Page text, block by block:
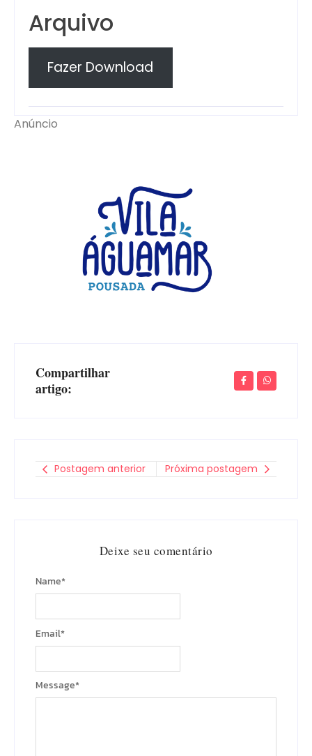
Arquivo
Fazer Download
Anúncio
Compartilhar
artigo:
Postagem anterior Próxima postagem
Deixe seu comentário
Message*
Name*
Email*